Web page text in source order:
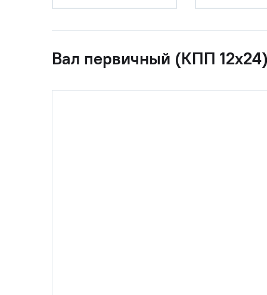
Вал первичный (КПП 12x24)
2 Шайба
Гайка